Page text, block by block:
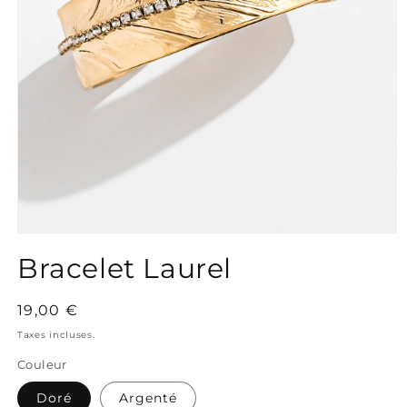
média
1
une
fenêtre
modale
Bracelet Laurel
Prix
habituel
19,00 €
Taxes incluses.
Couleur
Doré Argenté